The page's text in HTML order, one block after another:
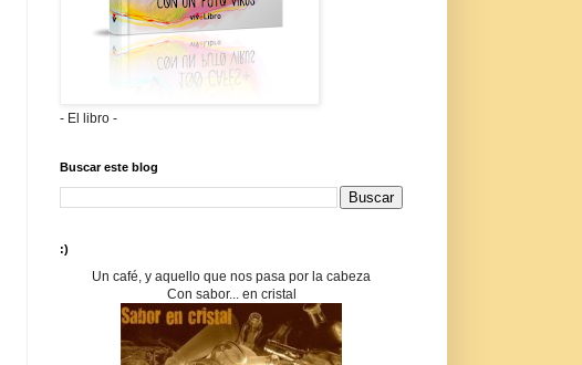
- El libro -
Buscar este blog
:)
Un café, y aquello que nos pasa por la cabeza
Con sabor... en cristal